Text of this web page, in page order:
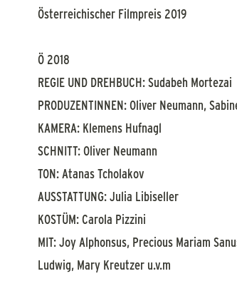
Österreichischer Filmpreis 2019
Ö 2018
REGIE UND DREHBUCH: Sudabeh Mortezai
PRODUZENTINNEN: Oliver Neumann,
KAMERA: Klemens Hufnagl
SCHNITT: Oliver Neumann
TON: Atanas Tcholakov
AUSSTATTUNG: Julia Libiseller
KOSTÜM: Carola Pizzini
MIT: Joy Alphonsus, Precious Mariam
Ludwig, Mary Kreutzer u.v.m